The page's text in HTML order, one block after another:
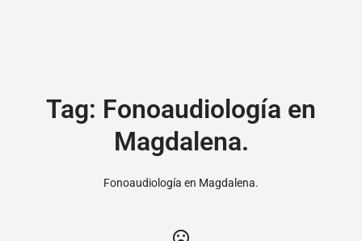
Tag: Fonoaudiología en
Magdalena.
Fonoaudiología en Magdalena.